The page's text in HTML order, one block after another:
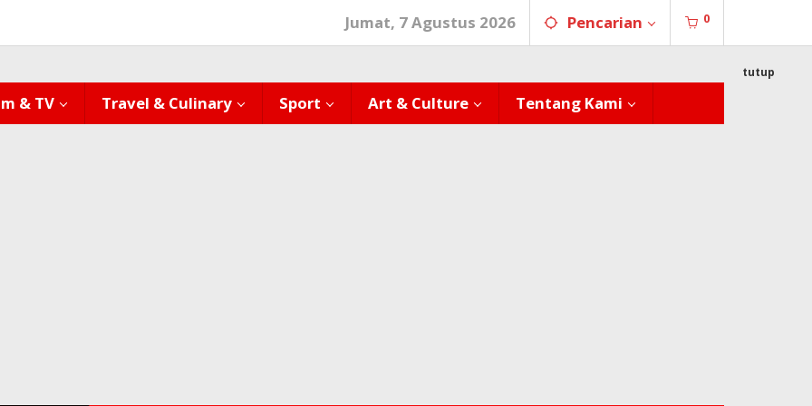
Jumat, 7 Agustus 2026 Pencarian 0
& TV Travel & Culinary Sport Art & Culture Tentang Kami
tutup